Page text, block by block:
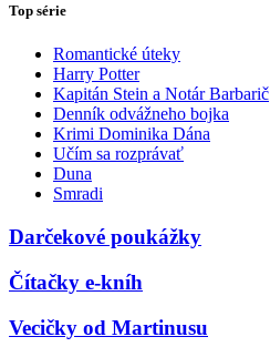
Top série
Romantické úteky
Harry Potter
Kapitán Stein a Notár Barbarič
Denník odvážneho bojka
Krimi Dominika Dána
Učím sa rozprávať
Duna
Smradi
Darčekové poukážky
Čítačky e-kníh
Vecičky od Martinusu